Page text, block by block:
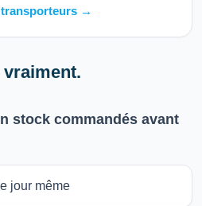
→
stock commandés avant
le jour même